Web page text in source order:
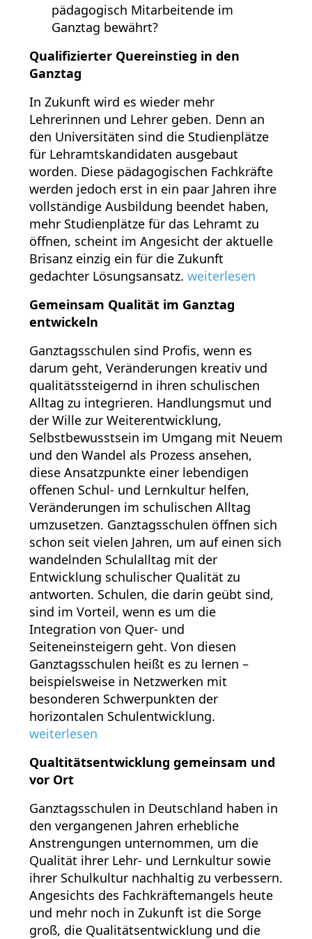
pädagogisch Mitarbeitende im
Ganztag bewährt?
Qualifizierter Quereinstieg in den
Ganztag
In Zukunft wird es wieder mehr
Lehrerinnen und Lehrer geben. Denn an
den Universitäten sind die Studienplätze
für Lehramtskandidaten ausgebaut
worden. Diese pädagogischen Fachkräfte
werden jedoch erst in ein paar Jahren ihre
vollständige Ausbildung beendet haben,
mehr Studienplätze für das Lehramt zu
öffnen, scheint im Angesicht der aktuelle
Brisanz einzig ein für die Zukunft
gedachter Lösungsansatz. weiterlesen
Gemeinsam Qualität im Ganztag
entwickeln
Ganztagsschulen sind Profis, wenn es
darum geht, Veränderungen kreativ und
qualitätssteigernd in ihren schulischen
Alltag zu integrieren. Handlungsmut und
der Wille zur Weiterentwicklung,
Selbstbewusstsein im Umgang mit Neuem
und den Wandel als Prozess ansehen,
diese Ansatzpunkte einer lebendigen
offenen Schul- und Lernkultur helfen,
Veränderungen im schulischen Alltag
umzusetzen. Ganztagsschulen öffnen sich
schon seit vielen Jahren, um auf einen sich
wandelnden Schulalltag mit der
Entwicklung schulischer Qualität zu
antworten. Schulen, die darin geübt sind,
sind im Vorteil, wenn es um die
Integration von Quer- und
Seiteneinsteigern geht. Von diesen
Ganztagsschulen heißt es zu lernen –
beispielsweise in Netzwerken mit
besonderen Schwerpunkten der
horizontalen Schulentwicklung.
weiterlesen
Qualtitätsentwicklung gemeinsam und
vor Ort
Ganztagsschulen in Deutschland haben in
den vergangenen Jahren erhebliche
Anstrengungen unternommen, um die
Qualität ihrer Lehr- und Lernkultur sowie
ihrer Schulkultur nachhaltig zu verbessern.
Angesichts des Fachkräftemangels heute
und mehr noch in Zukunft ist die Sorge
groß, die Qualitätsentwicklung und die